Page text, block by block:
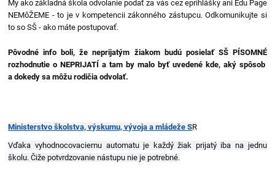
My ako základná škola odvolanie podať za vás cez eprihlášky ani Edu Page
NEMôŽEME - to je v kompetencii zákonného zástupcu. Odkomunikujte si
to so SŠ - ako máte postupovať.
Pôvodné info boli, že neprijatým žiakom budú posielať SŠ PÍSOMNÉ
rozhodnutie o NEPRIJATÍ a tam by malo byť uvedené kde, aký spôsob
a dokedy sa môžu rodičia odvolať.
Ministerstvo školstva, výskumu, vývoja a mládeže SR
Vďaka vyhodnocovaciemu automatu je každý žiak prijatý iba na jednu
školu. Čiže potvrdzovanie nástupu nie je potrebné.